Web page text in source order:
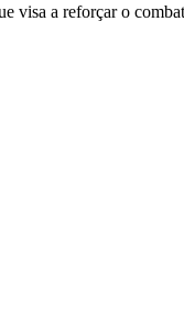
a reforçar o